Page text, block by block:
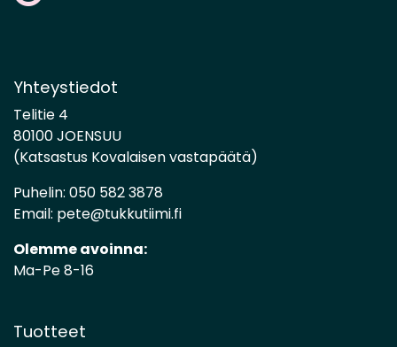
Yhteystiedot
Telitie 4
80100 JOENSUU
(Katsastus Kovalaisen vastapäätä)
Puhelin: 050 582 3878
Email: pete@tukkutiimi.fi
Olemme avoinna:
Ma-Pe 8-16
Tuotteet